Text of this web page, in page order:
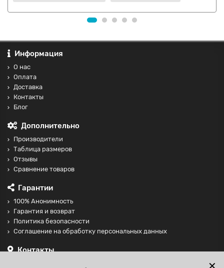
Информация
О нас
Оплата
Доставка
Контакты
Блог
Дополнительно
Производители
Таблица размеров
Отзывы
Сравнение товаров
Гарантии
100% Анонимность
Гарантия и возврат
Политика безопасности
Соглашение на обработку персональных данных
Контакты